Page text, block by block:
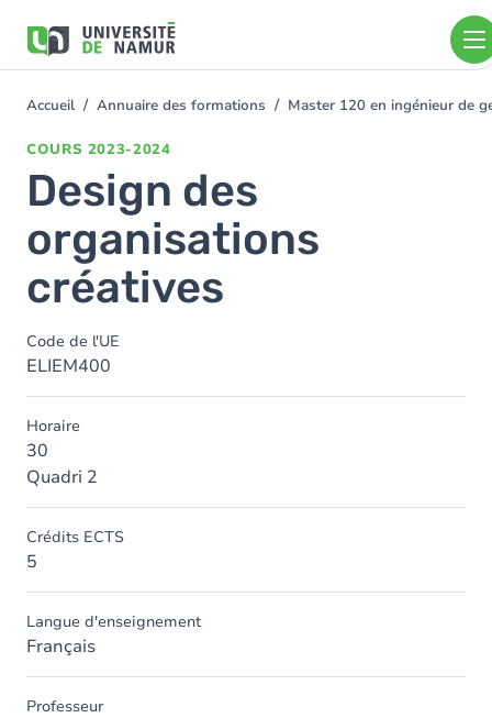
contenu
You
Accueil Annuaire des formations Master 120 en ingénieur de
COURS 2023-2024
Design des
organisations
créatives
Code de l'UE
ELIEM400
Horaire
30
Quadri 2
Crédits ECTS
5
Langue d'enseignement
Français
Professeur